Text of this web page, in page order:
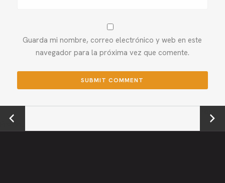
Guarda mi nombre, correo electrónico y web en este
navegador para la próxima vez que comente.
←
Previou
Next →